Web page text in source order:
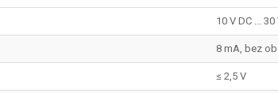
10 V DC ... 30
8 mA, bez
≤ 2,5 V